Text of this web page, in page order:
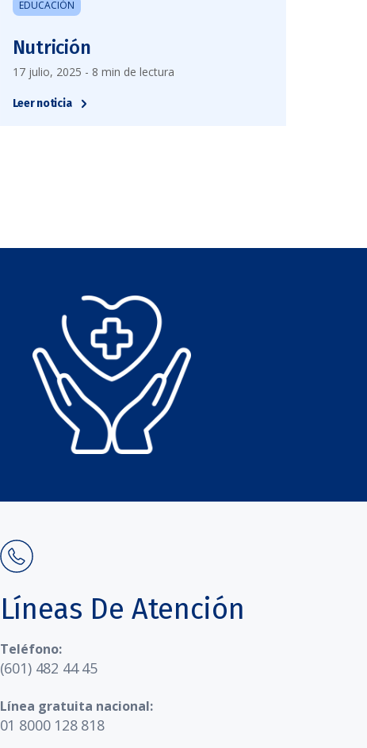
EDUCACIÓN
Nutrición
17 julio, 2025 - 8 min de lectura
Leer noticia
Líneas De Atención
Teléfono:
(601) 482 44 45
Línea gratuita nacional:
01 8000 128 818